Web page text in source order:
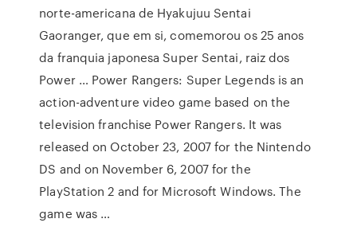
norte-americana de Hyakujuu Sentai
Gaoranger, que em si, comemorou os 25 anos
da franquia japonesa Super Sentai, raiz dos
Power … Power Rangers: Super Legends is an
action-adventure video game based on the
television franchise Power Rangers. It was
released on October 23, 2007 for the Nintendo
DS and on November 6, 2007 for the
PlayStation 2 and for Microsoft Windows. The
game was …